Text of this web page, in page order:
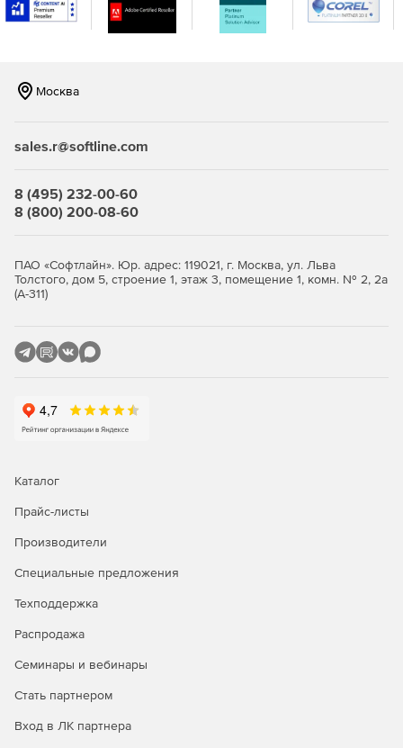
Москва
sales.r@softline.com
8 (495) 232-00-60
8 (800) 200-08-60
ПАО «Софтлайн». Юр. адрес: 119021, г. Москва, ул. Льва
Толстого, дом 5, строение 1, этаж 3, помещение 1, комн. № 2, 2а
(А-311)
Каталог
Прайс-листы
Производители
Специальные предложения
Техподдержка
Распродажа
Семинары и вебинары
Стать партнером
Вход в ЛК партнера